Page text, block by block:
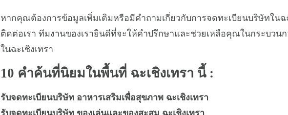
หากคุณต้องการข้อมูลเพิ่มเติมหรือมีคำถามเกี่ยวกับการจดทะเบียนบริษัทในฉ
ติดต่อเรา ทีมงานของเรายินดีที่จะให้คำปรึกษาและช่วยเหลือคุณในกระบวน
ในฉะเชิงเทรา
10 คำค้นที่นิยมในพื้นที่ ฉะเชิงเทรา นี้ :
รับจดทะเบียนบริษัท อาหารเสริมเพื่อสุขภาพ ฉะเชิงเทรา
รับจดทะเบียนบริษัท ของเล่นและของสะสม ฉะเชิงเทรา